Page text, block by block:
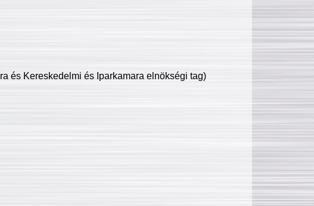
és Kereskedelmi és Iparkamara elnökségi tag)